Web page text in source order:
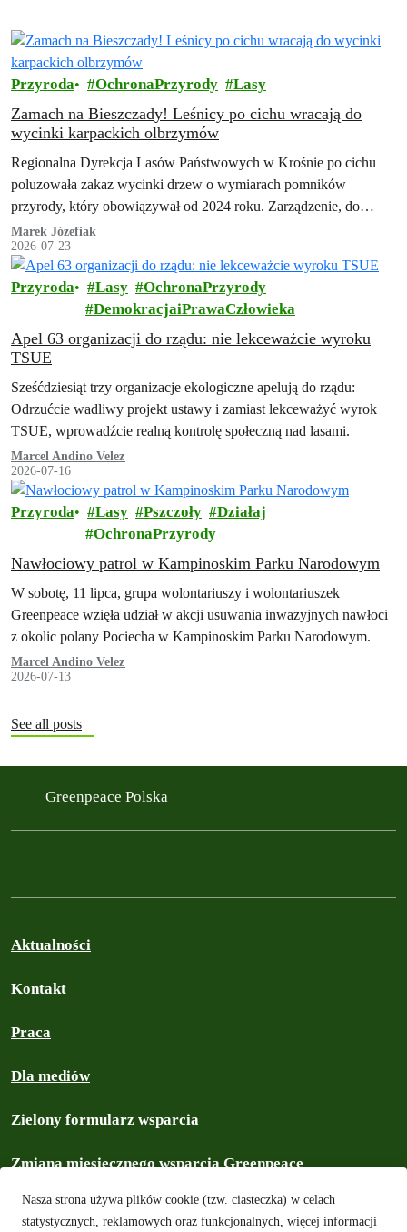
Nasza strona używa plików cookie (tzw. ciasteczka) w celach
statystycznych, reklamowych oraz funkcjonalnych, więcej informacji
Przyroda OchronaPrzyrody Lasy
Zamach na Bieszczady! Leśnicy po cichu wracają do
wycinki karpackich olbrzymów
Regionalna Dyrekcja Lasów Państwowych w Krośnie po cichu
poluzowała zakaz wycinki drzew o wymiarach pomników
przyrody, który obowiązywał od 2024 roku. Zarządzenie, do
którego dotarła Inicjatywa Dzikie Karpaty, przewiduje szeroki…
Marek Józefiak
2026-07-23
Przyroda Lasy
OchronaPrzyrody
DemokracjaiPrawaCzłowieka
Apel 63 organizacji do rządu: nie lekceważcie wyroku
TSUE
Sześćdziesiąt trzy organizacje ekologiczne apelują do rządu:
Odrzućcie wadliwy projekt ustawy i zamiast lekceważyć wyrok
TSUE, wprowadźcie realną kontrolę społeczną nad lasami.
Marcel Andino Velez
2026-07-16
Przyroda Lasy Pszczoły
Działaj
OchronaPrzyrody
Nawłociowy patrol w Kampinoskim Parku Narodowym
W sobotę, 11 lipca, grupa wolontariuszy i wolontariuszek
Greenpeace wzięła udział w akcji usuwania inwazyjnych nawłoci
z okolic polany Pociecha w Kampinoskim Parku Narodowym.
Marcel Andino Velez
2026-07-13
See all posts
Greenpeace Polska
Aktualności
Kontakt
Praca
Dla mediów
Zielony formularz wsparcia
Zmiana miesięcznego wsparcia Greenpeace
Prywatność i ciasteczka